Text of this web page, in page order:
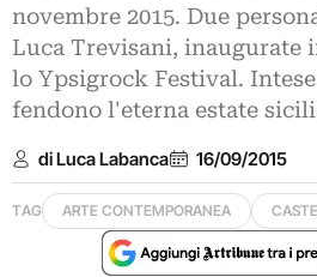
novembre 2015. Due
Luca Trevisani, inaugurate
lo Ypsigrock Festival.
fendono l'eterna estate
di Luca Labanca 16/09/2015
TAG ARTE CONTEMPORANEA